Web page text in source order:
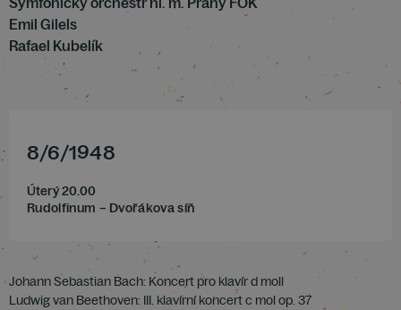
Emil Gilels
Rafael Kubelík
8/6/1948
Úterý 20.00
Rudolfinum – Dvořákova síň
Johann Sebastian Bach: Koncert pro klavír d moll
Ludwig van Beethoven: III. klavírní koncert c mol op. 37